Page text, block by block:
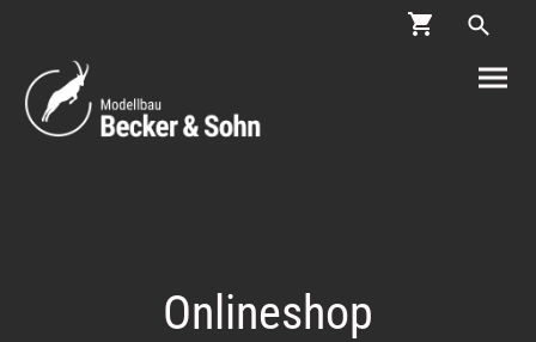
Onlineshop